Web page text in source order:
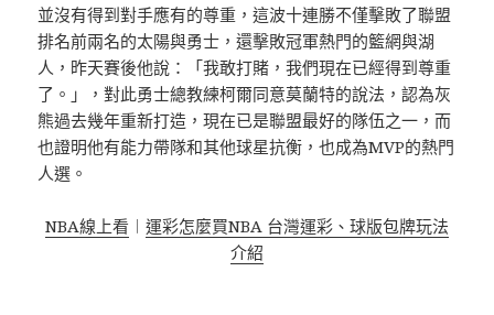
並沒有得到對手應有的尊重，這波十連勝不僅擊敗了聯盟
排名前兩名的太陽與勇士，還擊敗冠軍熱門的籃網與湖
人，昨天賽後他說：「我敢打賭，我們現在已經得到尊重
了。」，對此勇士總教練柯爾同意莫蘭特的說法，認為灰
熊過去幾年重新打造，現在已是聯盟最好的隊伍之一，而
也證明他有能力帶隊和其他球星抗衡，也成為MVP的熱門
人選。
NBA線上看 ︱ 運彩怎麼買NBA 台灣運彩、球版包牌玩法
介紹